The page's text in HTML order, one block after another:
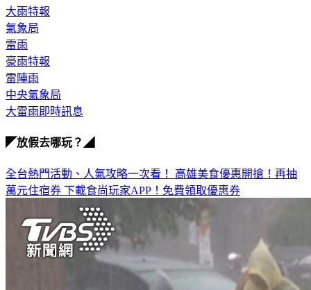
大雨特報
氣象局
雷雨
豪雨特報
雷陣雨
中央氣象局
大雷雨即時訊息
◤放假去哪玩？◢
全台熱門活動、人氣攻略一次看！ 高雄美食優惠開搶！再抽
萬元住宿券 下載食尚玩家APP！免費領取優惠券